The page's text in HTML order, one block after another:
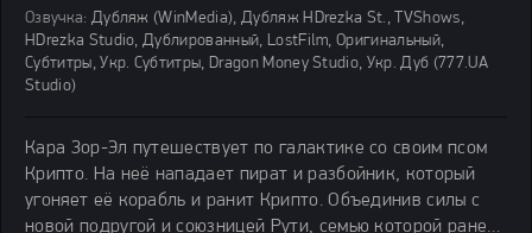
Озвучка: Дубляж (WinMedia), Дубляж HDrezka St., TVShows,
HDrezka Studio, Дублированный, LostFilm, Оригинальный,
Субтитры, Укр. Субтитры, Dragon Money Studio, Укр. Дуб (777.UA
Studio)
Кара Зор-Эл путешествует по галактике со своим псом
Крипто. На неё нападает пират и разбойник, который
угоняет её корабль и ранит Крипто. Объединив силы с
новой подругой и союзницей Рути, семью которой ранее